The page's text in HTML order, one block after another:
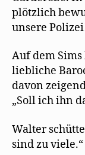
plötzlich
unsere
Auf dem
liebliche
davon
„Soll ich ihn
Walter
sind zu viele.“